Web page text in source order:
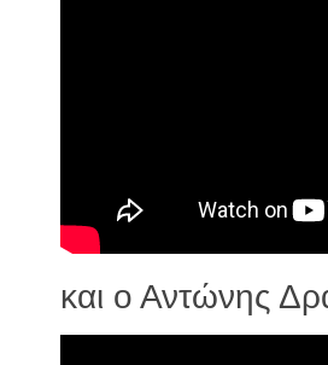
και ο Αντώνης